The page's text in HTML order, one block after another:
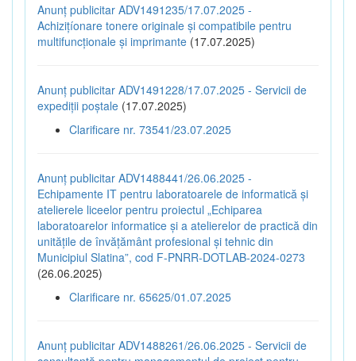
Anunț publicitar ADV1491235/17.07.2025 -
Achizițíonare tonere originale și compatibile pentru
multifuncționale și imprimante (17.07.2025)
Anunț publicitar ADV1491228/17.07.2025 - Servicii de
expediții poștale (17.07.2025)
Clarificare nr. 73541/23.07.2025
Anunț publicitar ADV1488441/26.06.2025 -
Echipamente IT pentru laboratoarele de informatică și
atelierele liceelor pentru proiectul „Echiparea
laboratoarelor informatice și a atelierelor de practică din
unitățile de învățământ profesional și tehnic din
Municipiul Slatina”, cod F-PNRR-DOTLAB-2024-0273
(26.06.2025)
Clarificare nr. 65625/01.07.2025
Anunț publicitar ADV1488261/26.06.2025 - Servicii de